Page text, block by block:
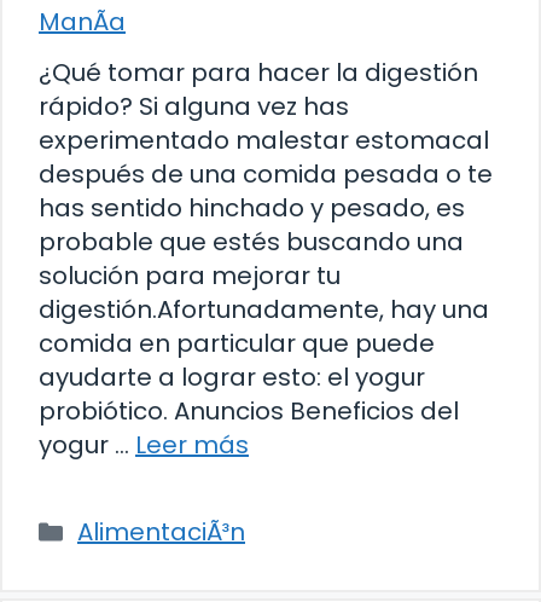
ManÃ­a
¿Qué tomar para hacer la digestión
rápido? Si alguna vez has
experimentado malestar estomacal
después de una comida pesada o te
has sentido hinchado y pesado, es
probable que estés buscando una
solución para mejorar tu
digestión.Afortunadamente, hay una
comida en particular que puede
ayudarte a lograr esto: el yogur
probiótico. Anuncios Beneficios del
yogur … Leer más
Categorías
AlimentaciÃ³n